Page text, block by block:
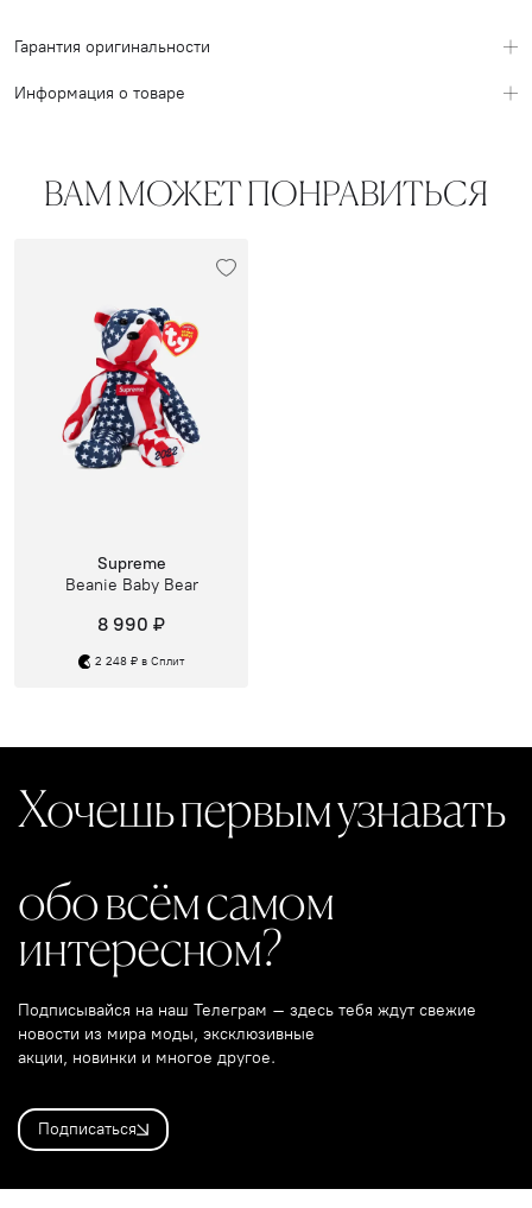
Гарантия оригинальности
Информация о товаре
ВАМ МОЖЕТ ПОНРАВИТЬСЯ
Supreme
Beanie Baby Bear
8 990 ₽
2 248 ₽ в Сплит
Хочешь первым узнавать
обо всём самом
интересном?
Подписывайся на наш Телеграм – здесь тебя ждут свежие
новости из мира моды, эксклюзивные
акции, новинки и многое другое.
Подписаться